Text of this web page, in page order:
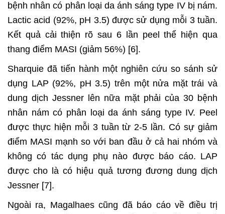
bệnh nhân có phân loại da ánh sáng type IV bị nám.
Lactic acid (92%, pH 3.5) được sử dụng mỗi 3 tuần.
Kết quả cải thiện rõ sau 6 lần peel thể hiện qua
thang điểm MASI (giảm 56%) [6].
Sharquie đã tiến hành một nghiên cứu so sánh sử
dụng LAP (92%, pH 3.5) trên một nửa mặt trái và
dung dịch Jessner lên nữa mặt phải của 30 bệnh
nhân nám có phân loại da ánh sáng type IV. Peel
được thực hiện mỗi 3 tuần từ 2-5 lần. Có sự giảm
điểm MASI mạnh so với ban đầu ở cả hai nhóm và
không có tác dụng phụ nào được báo cáo. LAP
được cho là có hiệu quả tương đương dung dịch
Jessner [7].
Ngoài ra, Magalhaes cũng đã báo cáo về điều trị